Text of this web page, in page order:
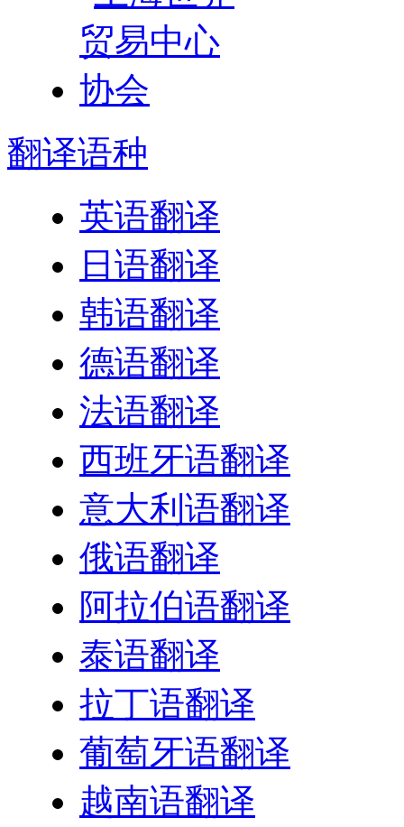
翻译语种
英语翻译
日语翻译
韩语翻译
德语翻译
法语翻译
西班牙语翻译
意大利语翻译
俄语翻译
阿拉伯语翻译
泰语翻译
拉丁语翻译
葡萄牙语翻译
越南语翻译